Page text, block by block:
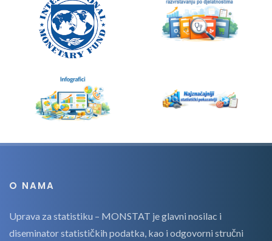
O NAMA
Uprava za statistiku – MONSTAT je glavni nosilac i
diseminator statističkih podatka, kao i odgovorni stručni